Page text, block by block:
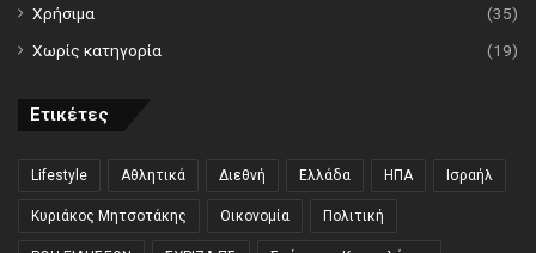
Χρήσιμα
(35)
Χωρίς κατηγορία
(19)
Ετικέτες
Lifestyle Αθλητικά Διεθνή Ελλάδα ΗΠΑ Ισραήλ
Κυριάκος Μητσοτάκης Οικονομία Πολιτική